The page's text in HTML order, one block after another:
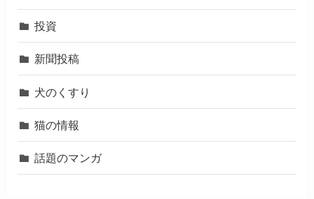
投資
新聞投稿
犬のくすり
猫の情報
話題のマンガ